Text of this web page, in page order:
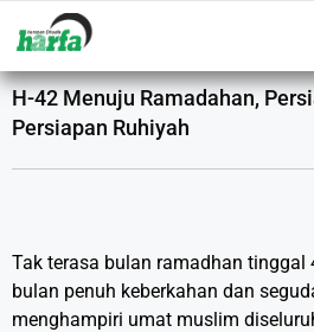
H-42 Menuju Ramadahan,
Persiapan Ruhiyah
Tak terasa bulan ramadhan tinggal
bulan penuh keberkahan dan
menghampiri umat muslim